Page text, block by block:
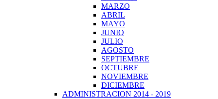
MARZO
ABRIL
MAYO
JUNIO
JULIO
AGOSTO
SEPTIEMBRE
OCTUBRE
NOVIEMBRE
DICIEMBRE
ADMINISTRACION 2014 - 2019